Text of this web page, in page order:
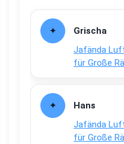
Grischa
Jafända
für Große
Hans
Jafända
für Große